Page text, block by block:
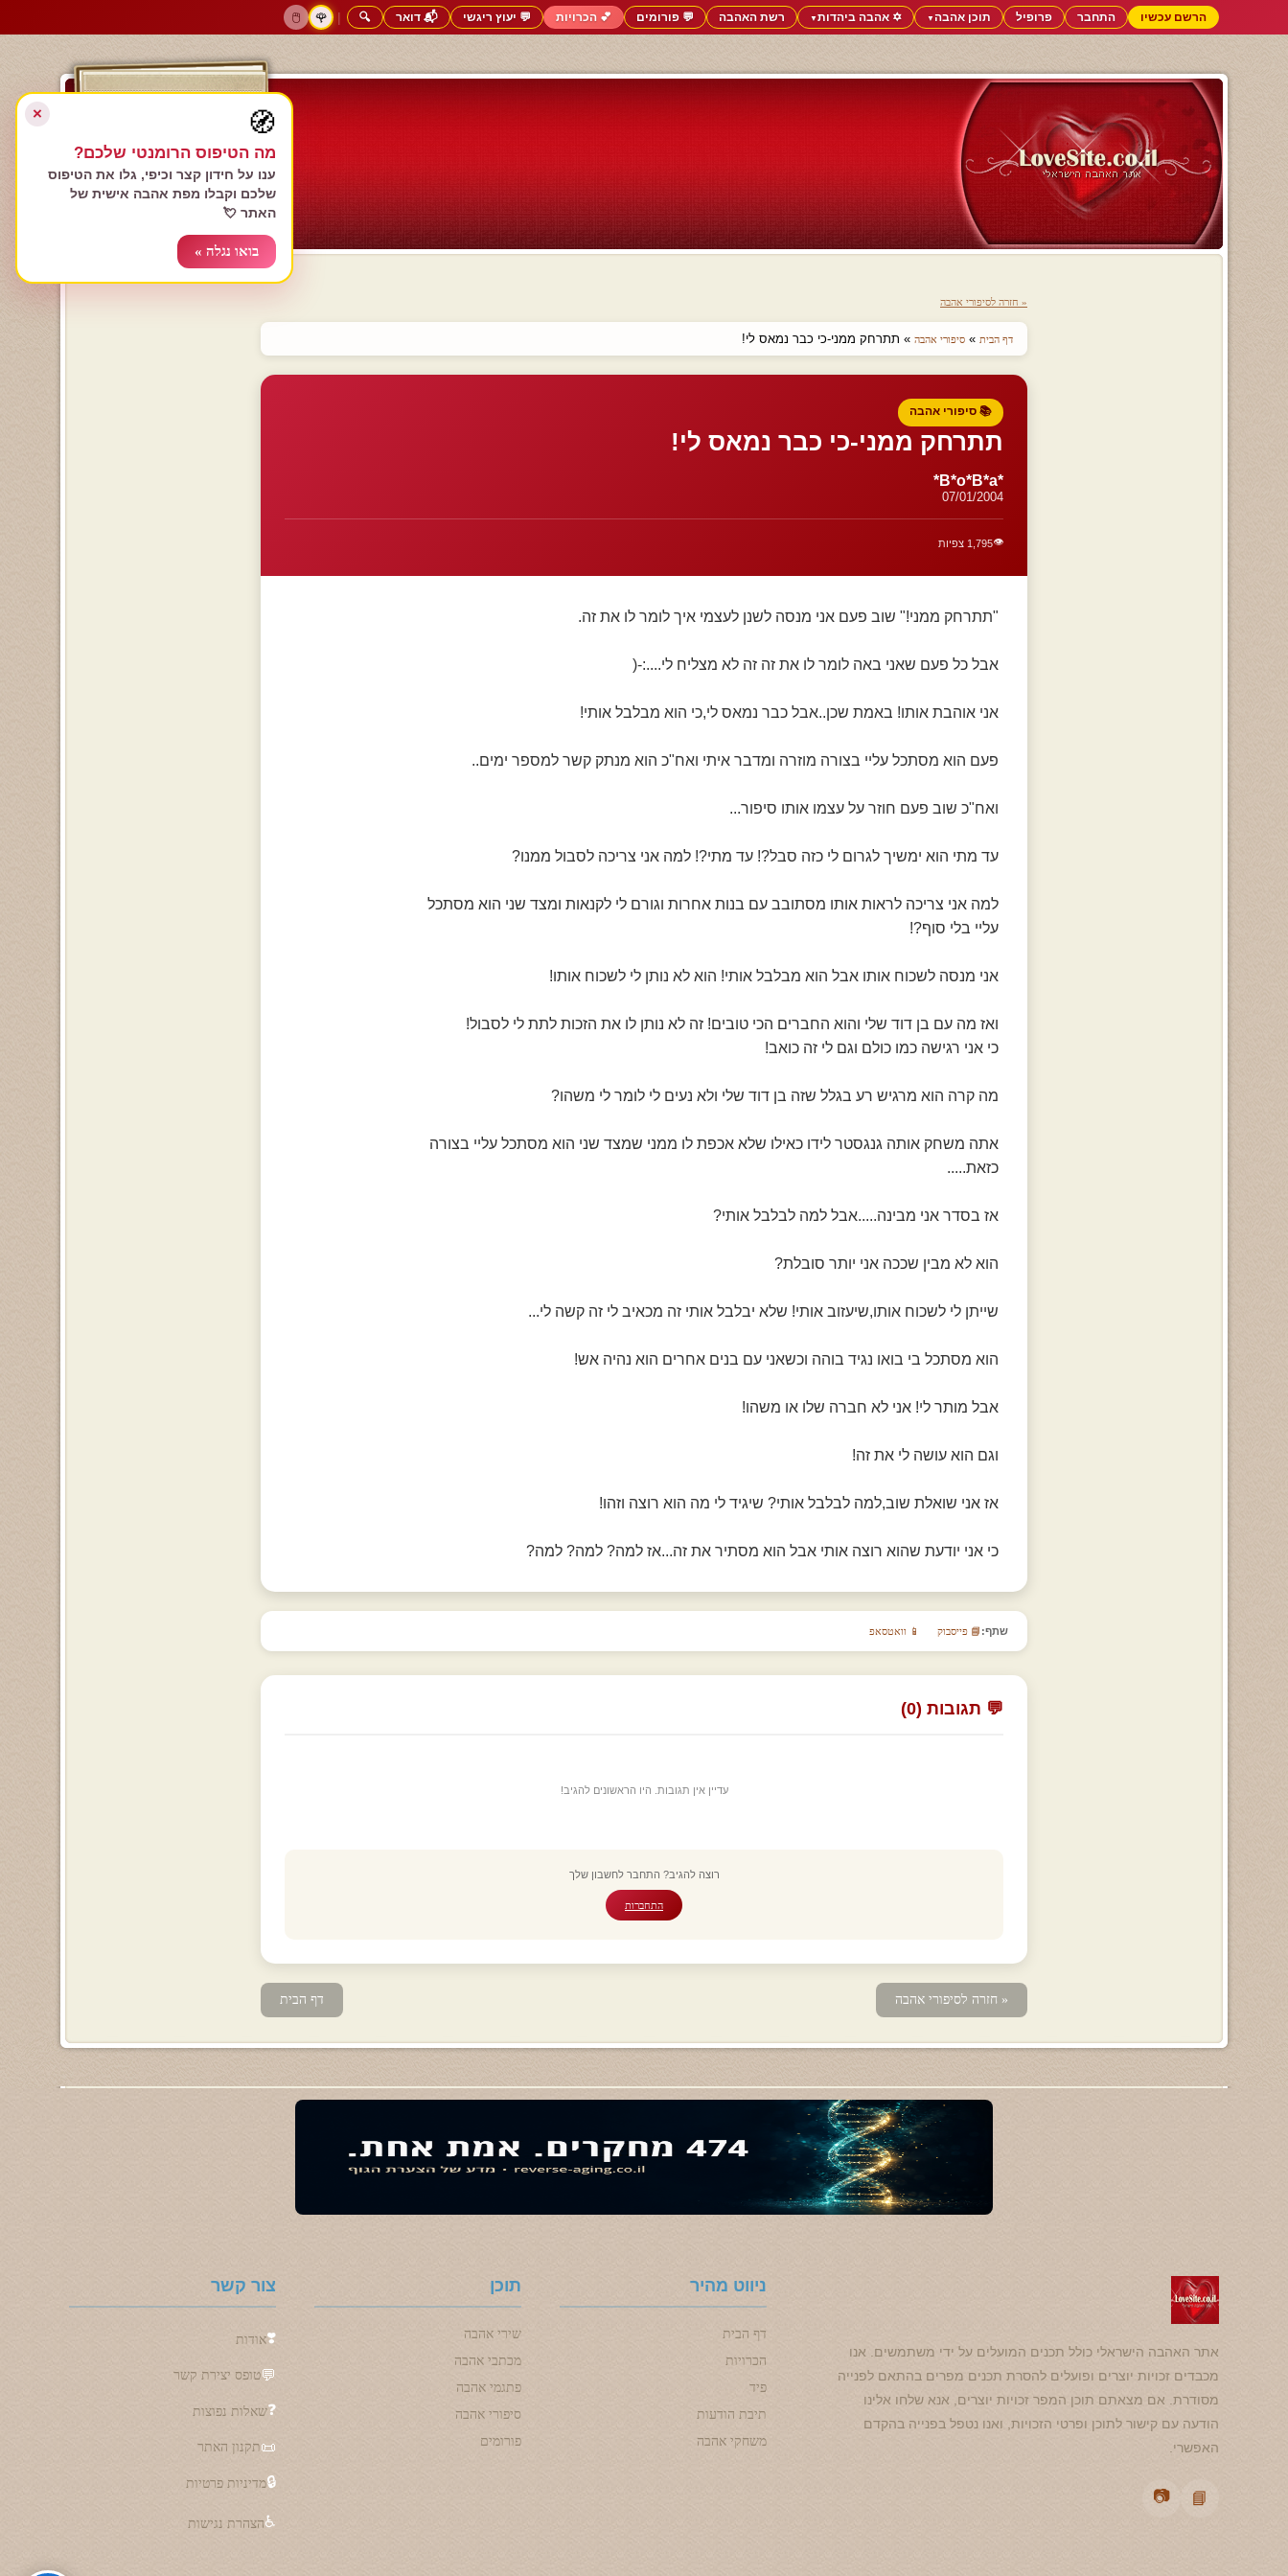
הרשם עכשיו התחבר פרופיל תוכן אהבה▼ ✡️ אהבה ביהדות▼ רשת האהבה 💬 פורומים 💕 הכרויות 💬 יעוץ ריגשי 📬 דואר 🔍
|
🌹
🖱️
הרשם עכשיו
התחבר
« חזרה לסיפורי אהבה
דף הבית » סיפורי אהבה » תתרחק ממני-כי כבר נמאס לי!
📚 סיפורי אהבה
תתרחק ממני-כי כבר נמאס לי!
*B*o*B*a*
07/01/2004
👁️1,795 צפיות
"תתרחק ממני!" שוב פעם אני מנסה לשנן לעצמי איך לומר לו את זה.
אבל כל פעם שאני באה לומר לו את זה זה לא מצליח לי....:-(
אני אוהבת אותו! באמת שכן..אבל כבר נמאס לי,כי הוא מבלבל אותי!
פעם הוא מסתכל עליי בצורה מוזרה ומדבר איתי ואח"כ הוא מנתק קשר למספר ימים..
ואח"כ שוב פעם חוזר על עצמו אותו סיפור...
עד מתי הוא ימשיך לגרום לי כזה סבל?! עד מתי?! למה אני צריכה לסבול ממנו?
למה אני צריכה לראות אותו מסתובב עם בנות אחרות וגורם לי לקנאות ומצד שני הוא מסתכל
עליי בלי סוף?!
אני מנסה לשכוח אותו אבל הוא מבלבל אותי! הוא לא נותן לי לשכוח אותו!
ואז מה עם בן דוד שלי והוא החברים הכי טובים! זה לא נותן לו את הזכות לתת לי לסבול!
כי אני רגישה כמו כולם וגם לי זה כואב!
מה קרה הוא מרגיש רע בגלל שזה בן דוד שלי ולא נעים לי לומר לי משהו?
אתה משחק אותה גנגסטר לידו כאילו שלא אכפת לו ממני שמצד שני הוא מסתכל עליי בצורה
כזאת.....
אז בסדר אני מבינה.....אבל למה לבלבל אותי?
הוא לא מבין שככה אני יותר סובלת?
שייתן לי לשכוח אותו,שיעזוב אותי! שלא יבלבל אותי זה מכאיב לי זה קשה לי...
הוא מסתכל בי בואו נגיד בוהה וכשאני עם בנים אחרים הוא נהיה אש!
אבל מותר לי! אני לא חברה שלו או משהו!
וגם הוא עושה לי את זה!
אז אני שואלת שוב,למה לבלבל אותי? שיגיד לי מה הוא רוצה וזהו!
כי אני יודעת שהוא רוצה אותי אבל הוא מסתיר את זה...אז למה? למה? למה?
שתף: 📘 פייסבוק 📱 וואטסאפ
💬 תגובות (0)
עדיין אין תגובות. היו הראשונים להגיב!
רוצה להגיב? התחבר לחשבון שלך
התחברות
« חזרה לסיפורי אהבה דף הבית
אתר האהבה הישראלי כולל תכנים המועלים על ידי משתמשים. אנו
מכבדים זכויות יוצרים ופועלים להסרת תכנים מפרים בהתאם לפנייה
מסודרת. אם מצאתם תוכן המפר זכויות יוצרים, אנא שלחו אלינו
הודעה עם קישור לתוכן ופרטי הזכויות, ואנו נטפל בפנייה בהקדם
האפשרי.
📘
📷
ניווט מהיר
דף הבית
הכרויות
פיד
תיבת הודעות
משחקי אהבה
תוכן
שירי אהבה
מכתבי אהבה
פתגמי אהבה
סיפורי אהבה
פורומים
צור קשר
❣️אודות
💬טופס יצירת קשר
❓שאלות נפוצות
📜תקנון האתר
🔒מדיניות פרטיות
♿הצהרת נגישות